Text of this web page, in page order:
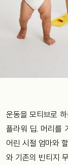
운동을 모티브로
플라워 딥. 머리를
어린 시절 엄마와
와 기존의 빈티지